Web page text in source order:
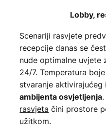
Lobby,
Scenariji rasvjete
recepcije danas se
nude optimalne uvjete
24/7. Temperatura
stvaranje aktivirajućeg
ambijenta osvjetljenja.
rasvjeta čini prostore
užitkom.